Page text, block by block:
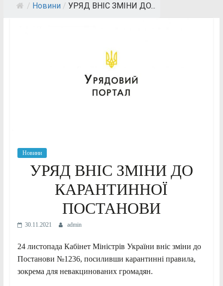
/ Новини / УРЯД ВНІС ЗМІНИ ДО...
Новини
УРЯД ВНІС ЗМІНИ ДО
КАРАНТИННОЇ
ПОСТАНОВИ
30.11.2021 admin
24 листопада Кабінет Міністрів України вніс зміни до
Постанови №1236, посиливши карантинні правила,
зокрема для невакцинованих громадян.